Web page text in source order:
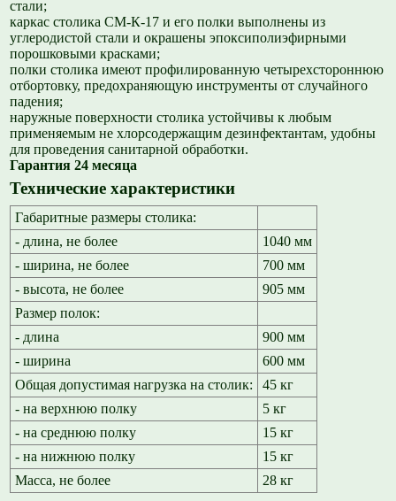
стали;
каркас столика СМ-К-17 и его полки выполнены из
углеродистой стали и окрашены эпоксиполиэфирными
порошковыми красками;
полки столика имеют профилированную четырехстороннюю
отбортовку, предохраняющую инструменты от случайного
падения;
наружные поверхности столика устойчивы к любым
применяемым не хлорсодержащим дезинфектантам, удобны
для проведения санитарной обработки.
Гарантия 24 месяца
Технические характеристики
Габаритные размеры столика:
- длина, не более
1040 мм
- ширина, не более
700 мм
- высота, не более
905 мм
Размер полок:
- длина
900 мм
- ширина
600 мм
Общая допустимая нагрузка на столик:
45 кг
- на верхнюю полку
5 кг
- на среднюю полку
15 кг
- на нижнюю полку
15 кг
Масса, не более
28 кг